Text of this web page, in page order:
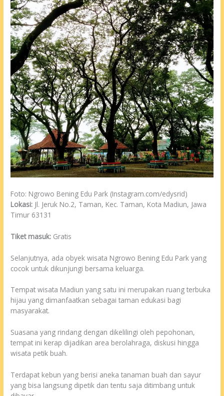
Foto: Ngrowo Bening Edu Park (Instagram.com/edysrid)
Lokasi: Jl. Jeruk No.2, Taman, Kec. Taman, Kota Madiun, Jawa
Timur 63131
Tiket masuk: Gratis
Selanjutnya, ada obyek wisata Ngrowo Bening Edu Park yang
cocok untuk dikunjungi bersama keluarga.
Tempat wisata Madiun yang satu ini merupakan ruang terbuka
hijau yang dimanfaatkan sebagai taman edukasi bagi
masyarakat.
Suasana yang rindang dengan dikelilingi oleh pepohonan,
tempat ini kerap dijadikan area berolahraga, diskusi hingga
wisata petik buah.
Terdapat kebun yang berisi aneka tanaman buah dan sayur
yang bisa langsung dipetik dan tentu saja ditimbang untuk